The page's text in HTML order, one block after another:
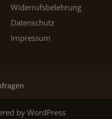
Widerrufsbelehrung
Datenschutz
Impressum
by WordPress